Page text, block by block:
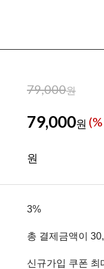
79,000원
79,000원
원
3%
총 결제금액이
신규가입 쿠폰 최